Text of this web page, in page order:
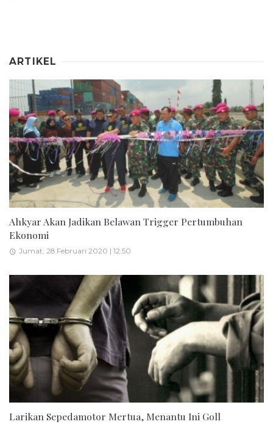
ARTIKEL
Ahkyar Akan Jadikan Belawan Trigger Pertumbuhan
Ekonomi
Jumat, 28 Februari 2020 | 12:50
Larikan Sepedamotor Mertua, Menantu Ini Goll